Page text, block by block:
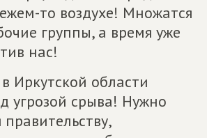
то воздухе! Множатся
группы, а время уже
нас!
Иркутской области
угрозой срыва! Нужно